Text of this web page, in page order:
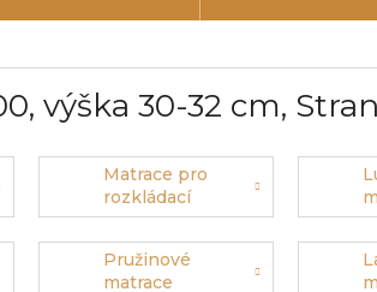
výška 30-32 cm,
Matrace pro
rozkládací
postele
Pružinové
matrace